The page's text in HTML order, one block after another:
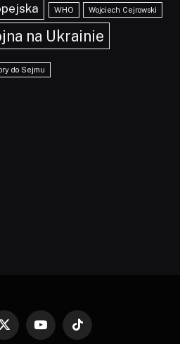
WHO Wojciech Cejrowski
na Ukrainie
do Sejmu
X
YouTubeTikTok